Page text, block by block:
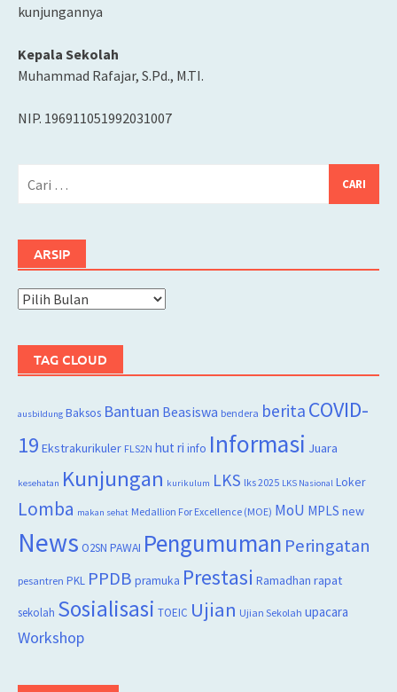
kunjungannya
Kepala Sekolah
Muhammad Rafajar, S.Pd., M.TI.
NIP. 196911051992031007
ARSIP
Arsip
TAG CLOUD
ausbildung Baksos Bantuan Beasiswa bendera berita COVID-
19 Ekstrakurikuler FLS2N hut ri info Informasi Juara
kesehatan Kunjungan kurikulum LKS lks 2025 LKS Nasional Loker
Lomba makan sehat Medallion For Excellence (MOE) MoU MPLS new
News O2SN PAWAI Pengumuman Peringatan
pesantren PKL PPDB pramuka Prestasi Ramadhan rapat
sekolah Sosialisasi TOEIC Ujian Ujian Sekolah upacara
Workshop